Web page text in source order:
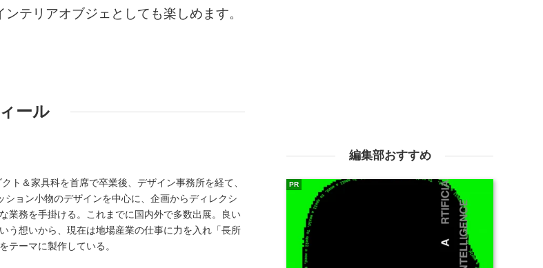
テリアオブジェとしても楽しめます。
ール
ト＆家具科を首席で卒業後、デザイン事務所を経て、
ョン小物のデザインを中心に、企画からディレクシ
業務を手掛ける。これまでに国内外で多数出展。良い
う想いから、現在は地場産業の仕事に力を入れ「長所
テーマに製作している。
編集部おすすめ
PR